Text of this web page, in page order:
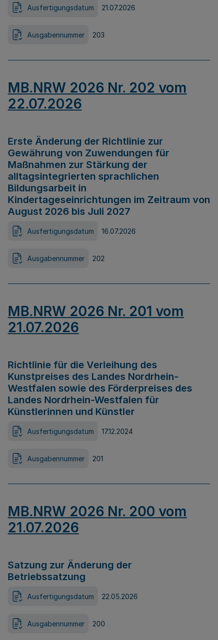
Ausfertigungsdatum 21.07.2026
Ausgabennummer 203
MB.NRW 2026 Nr. 202 vom
22.07.2026
Erste Änderung der Richtlinie zur
Gewährung von Zuwendungen für
Maßnahmen zur Stärkung der
alltagsintegrierten sprachlichen
Bildungsarbeit in
Kindertageseinrichtungen im Zeitraum von
August 2026 bis Juli 2027
Ausfertigungsdatum 16.07.2026
Ausgabennummer 202
MB.NRW 2026 Nr. 201 vom
21.07.2026
Richtlinie für die Verleihung des
Kunstpreises des Landes Nordrhein-
Westfalen sowie des Förderpreises des
Landes Nordrhein-Westfalen für
Künstlerinnen und Künstler
Ausfertigungsdatum 17.12.2024
Ausgabennummer 201
MB.NRW 2026 Nr. 200 vom
21.07.2026
Satzung zur Änderung der
Betriebssatzung
Ausfertigungsdatum 22.05.2026
Ausgabennummer 200